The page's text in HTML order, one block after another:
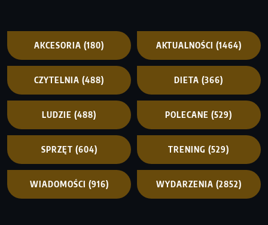
AKCESORIA (180) AKTUALNOŚCI (1464)
CZYTELNIA (488) DIETA (366)
LUDZIE (488) POLECANE (529)
SPRZĘT (604) TRENING (529)
WIADOMOŚCI (916) WYDARZENIA (2852)